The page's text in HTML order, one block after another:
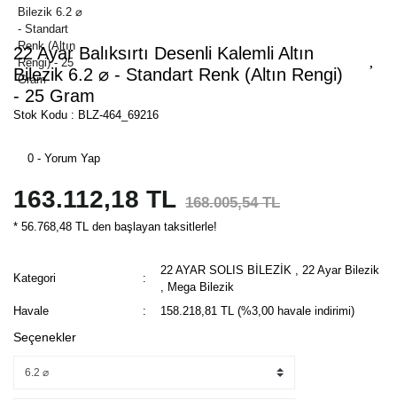
22 Ayar Balıksırtı Desenli Kalemli Altın
Bilezik 6.2 ⌀ - Standart Renk (Altın Rengi)
- 25 Gram
Stok Kodu : BLZ-464_69216
0 - Yorum Yap
163.112,18 TL 168.005,54 TL
* 56.768,48 TL den başlayan taksitlerle!
Kategori
22 AYAR SOLIS BİLEZİK
22 Ayar Bilezik
Mega Bilezik
Havale
158.218,81 TL (%3,00 havale indirimi)
Seçenekler